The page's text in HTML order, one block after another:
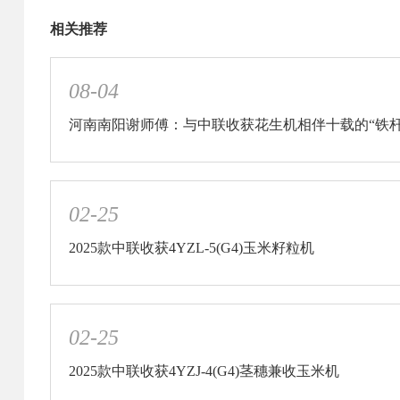
相关推荐
08-04
河南南阳谢师傅：与中联收获花生机相伴十载的“铁
02-25
2025款中联收获4YZL-5(G4)玉米籽粒机
02-25
2025款中联收获4YZJ-4(G4)茎穗兼收玉米机